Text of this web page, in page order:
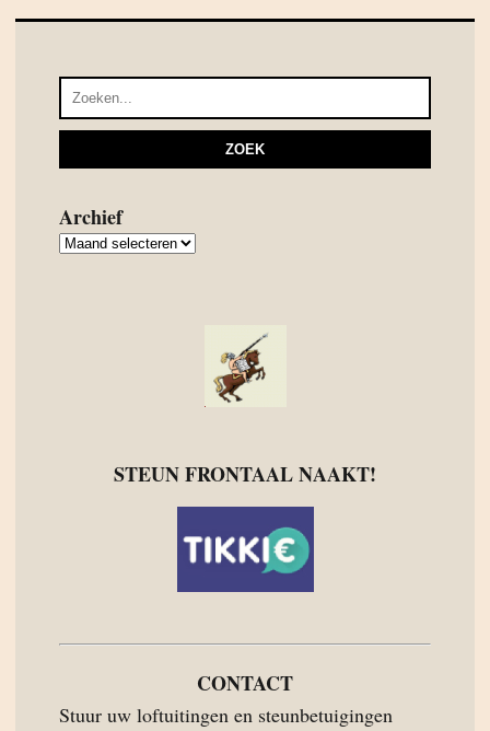
Archief
Archief
STEUN FRONTAAL NAAKT!
CONTACT
Stuur uw loftuitingen en steunbetuigingen